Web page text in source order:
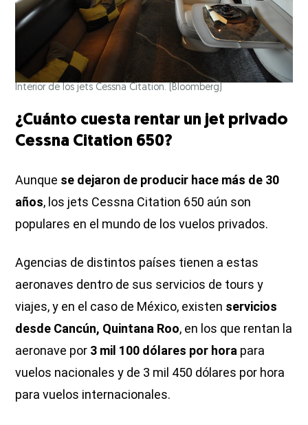
Interior de los jets Cessna Citation. (Bloomberg)
¿Cuánto cuesta rentar un jet privado
Cessna Citation 650?
Aunque se dejaron de producir hace más de 30
años, los jets Cessna Citation 650 aún son
populares en el mundo de los vuelos privados.
Agencias de distintos países tienen a estas
aeronaves dentro de sus servicios de tours y
viajes, y en el caso de México, existen servicios
desde Cancún, Quintana Roo, en los que rentan la
aeronave por 3 mil 100 dólares por hora para
vuelos nacionales y de 3 mil 450 dólares por hora
para vuelos internacionales.